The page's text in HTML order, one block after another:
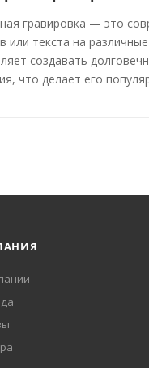
гравировка — это
или текста на
создавать
что делает его